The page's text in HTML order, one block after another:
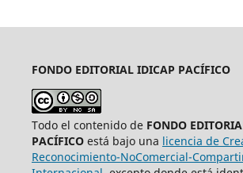
FONDO EDITORIAL IDICAP PACÍFICO
Todo el contenido de FONDO
PACÍFICO está bajo una licencia de
Reconocimiento-NoComercial-